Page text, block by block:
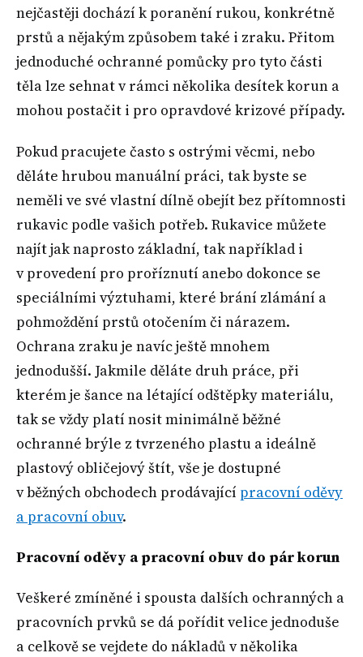
nejčastěji dochází k poranění rukou, konkrétně
prstů a nějakým způsobem také i zraku. Přitom
jednoduché ochranné pomůcky pro tyto části
těla lze sehnat v rámci několika desítek korun a
mohou postačit i pro opravdové krizové případy.
Pokud pracujete často s ostrými věcmi, nebo
děláte hrubou manuální práci, tak byste se
neměli ve své vlastní dílně obejít bez přítomnosti
rukavic podle vašich potřeb. Rukavice můžete
najít jak naprosto základní, tak například i
v provedení pro proříznutí anebo dokonce se
speciálními výztuhami, které brání zlámání a
pohmoždění prstů otočením či nárazem.
Ochrana zraku je navíc ještě mnohem
jednodušší. Jakmile děláte druh práce, při
kterém je šance na létající odštěpky materiálu,
tak se vždy platí nosit minimálně běžné
ochranné brýle z tvrzeného plastu a ideálně
plastový obličejový štít, vše je dostupné
v běžných obchodech prodávající pracovní oděvy
a pracovní obuv.
Pracovní oděvy a pracovní obuv do pár korun
Veškeré zmíněné i spousta dalších ochranných a
pracovních prvků se dá pořídit velice jednoduše
a celkově se vejdete do nákladů v několika